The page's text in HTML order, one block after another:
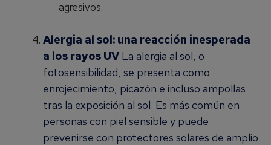
agresivos.
Alergia al sol: una reacción inesperada
a los rayos UV La alergia al sol, o
fotosensibilidad, se presenta como
enrojecimiento, picazón e incluso ampollas
tras la exposición al sol. Es más común en
personas con piel sensible y puede
prevenirse con protectores solares de amplio